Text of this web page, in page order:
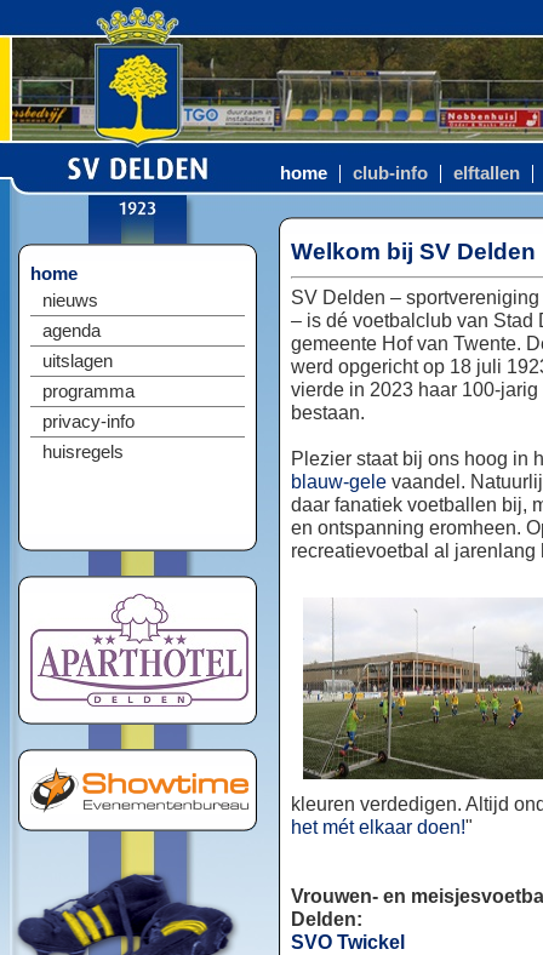
home club-info elftallen
home
nieuws
agenda
uitslagen
programma
privacy-info
huisregels
Welkom bij SV Delden
SV Delden –
– is dé voetbalclub van Stad
gemeente Hof van Twente.
werd opgericht op 18 juli
vierde in 2023 haar 100-jarig
bestaan.
Plezier staat bij ons hoog in
blauw-gele vaandel.
daar fanatiek voetballen bij,
en ontspanning eromheen.
recreatievoetbal al jarenlang
kleuren verdedigen. Altijd
het mét elkaar doen!"
Vrouwen- en
Delden:
SVO Twickel